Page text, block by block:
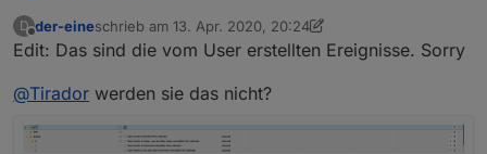
bereitstellen für Termine morgen , übermorgen etc..
dann wäre die Integration easy.
D
Offline
der-eineschrieb am 13. Apr. 2020, 20:24
zuletzt editiert von der-eine
Edit: Das sind die vom User erstellten Ereignisse. Sorry
@Tirador werden sie das nicht?